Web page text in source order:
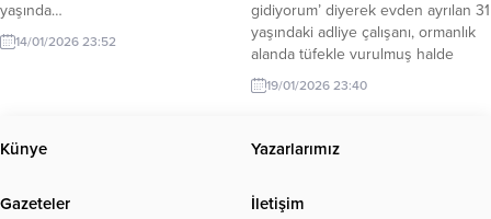
yaşında…
14/01/2026 23:52
gidiyorum’ diyerek evden ayrılan 31
yaşındaki adliye çalışanı, ormanlık
alanda tüfekle vurulmuş halde
bulundu. Alaplı ilçesinde dün
akşam saatlerinde ‘Ava gidiyorum’
Uçar’ın (31) geri eve dönmemesi
yağışı ve dondurucu soğukta
19/01/2026 23:40
Künye Yazarlarımız
Gazeteler İletişim